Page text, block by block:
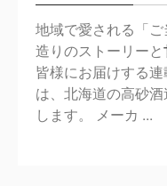
地域で愛される「ご
造りのストーリーと
皆様にお届けする
は、北海道の高砂
します。 メーカ ...